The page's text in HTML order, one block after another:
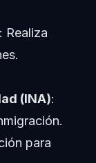
: Realiza
(INA):
para